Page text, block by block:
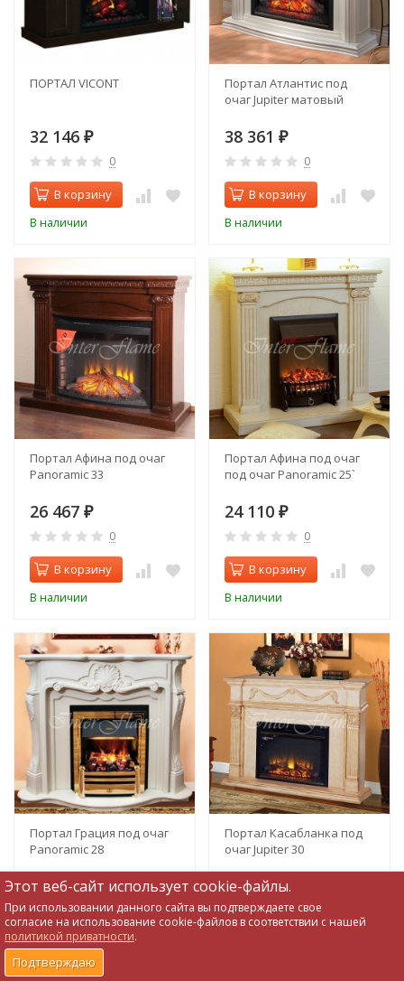
Этот веб-сайт использует cookie-файлы.
При использовании данного сайта вы подтверждаете свое
согласие на использование cookie-файлов в соответствии с нашей
политикой приватности.
Подтверждаю
ПОРТАЛ VICONT
32 146 ₽
0
В корзину
В наличии
Портал Атлантис под
очаг Jupiter матовый
38 361 ₽
0
В корзину
В наличии
Портал Афина под очаг
Panoramic 33
26 467 ₽
0
В корзину
В наличии
Портал Афина под очаг
под очаг Panoramic 25`
24 110 ₽
0
В корзину
В наличии
Портал Грация под очаг
Panoramic 28
37 718₽
0
В корзину
В наличии
Портал Касабланка под
очаг Jupiter 30
39 379₽
0